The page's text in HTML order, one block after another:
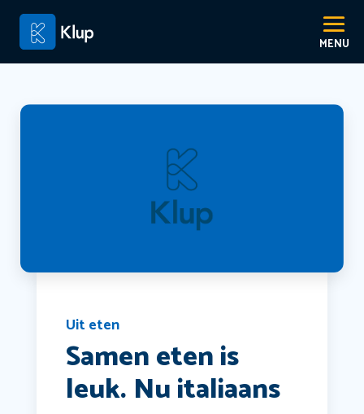
Uit eten
Samen eten is
leuk. Nu italiaans